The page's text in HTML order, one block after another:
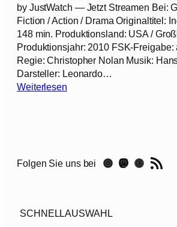
by JustWatch — Jetzt Streamen Bei:
Fiction / Action / Drama Originaltitel:
148 min. Produktionsland: USA /
Produktionsjahr: 2010 FSK-Freigabe:
Regie: Christopher Nolan Musik:
Darsteller: Leonardo…
Weiterlesen:
t
[
Folgen Sie uns bei Instagram Mastodon Threads RSS-Feed
SCHNELLAUSWAHL